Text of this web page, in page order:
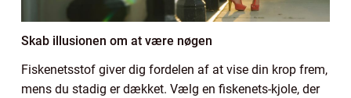
Skab illusionen om at være nøgen
Fiskenetsstof giver dig fordelen af at vise din krop frem,
mens du stadig er dækket. Vælg en fiskenets-kjole, der